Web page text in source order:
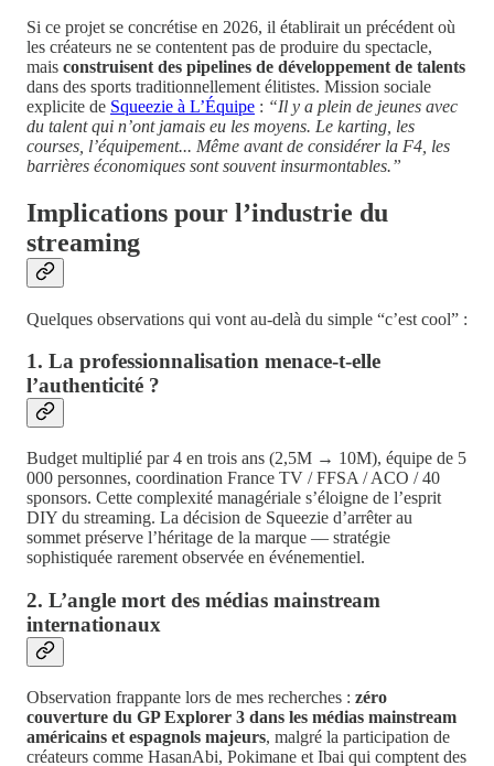
Si ce projet se concrétise en 2026, il établirait un précédent où
les créateurs ne se contentent pas de produire du spectacle,
mais construisent des pipelines de développement de talents
dans des sports traditionnellement élitistes. Mission sociale
explicite de Squeezie à L’Équipe : “Il y a plein de jeunes avec
du talent qui n’ont jamais eu les moyens. Le karting, les
courses, l’équipement... Même avant de considérer la F4, les
barrières économiques sont souvent insurmontables.”
Implications pour l’industrie du
streaming
Quelques observations qui vont au-delà du simple “c’est cool” :
1. La professionnalisation menace-t-elle
l’authenticité ?
Budget multiplié par 4 en trois ans (2,5M → 10M), équipe de 5
000 personnes, coordination France TV / FFSA / ACO / 40
sponsors. Cette complexité managériale s’éloigne de l’esprit
DIY du streaming. La décision de Squeezie d’arrêter au
sommet préserve l’héritage de la marque — stratégie
sophistiquée rarement observée en événementiel.
2. L’angle mort des médias mainstream
internationaux
Observation frappante lors de mes recherches : zéro
couverture du GP Explorer 3 dans les médias mainstream
américains et espagnols majeurs, malgré la participation de
créateurs comme HasanAbi, Pokimane et Ibai qui comptent des